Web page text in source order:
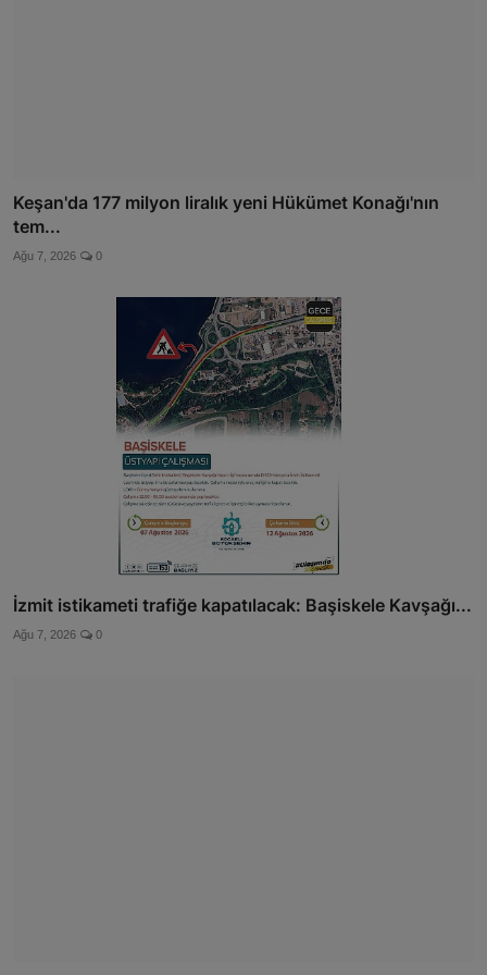
Keşan'da 177 milyon liralık yeni Hükümet Konağı'nın
tem...
Ağu 7, 2026 0
İzmit istikameti trafiğe kapatılacak: Başiskele Kavşağı...
Ağu 7, 2026 0